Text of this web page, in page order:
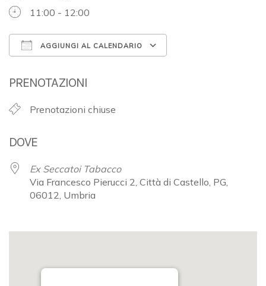
11:00 - 12:00
AGGIUNGI AL CALENDARIO
PRENOTAZIONI
Prenotazioni chiuse
DOVE
Ex Seccatoi Tabacco
Via Francesco Pierucci 2, Città di Castello, PG,
06012, Umbria